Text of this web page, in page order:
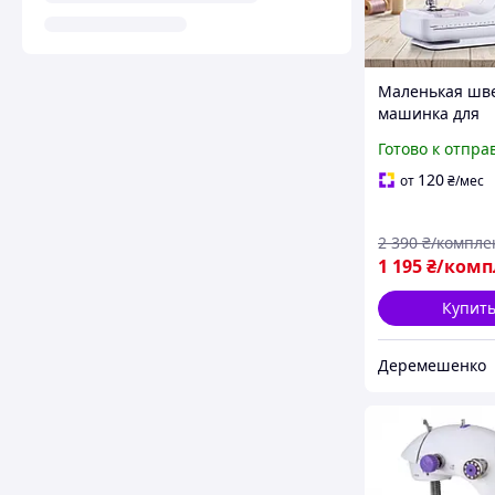
Маленькая
машинка для
Портативная
машинка с
Готово к
от 120₴/мес
1 195₴/
2 390 ₴/
Купить
Деремешенко